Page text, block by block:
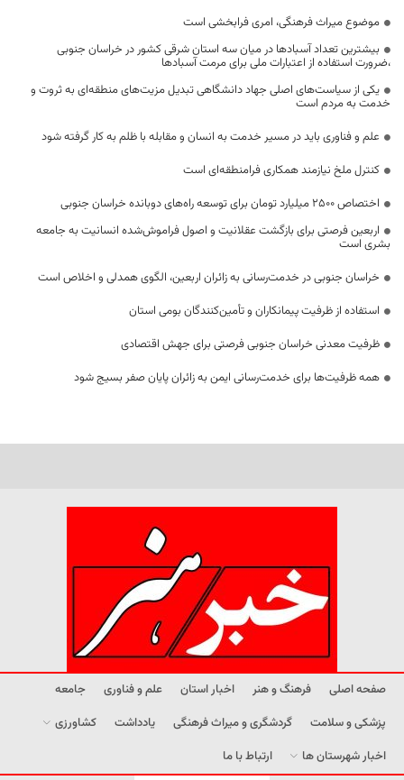
موضوع میراث فرهنگی، امری فرابخشی است
بیشترین تعداد آسبادها در میان سه استان شرقی کشور در خراسان جنوبی
،ضرورت استفاده از اعتبارات ملی برای مرمت آسبادها
یکی از سیاست‌های اصلی جهاد دانشگاهی تبدیل مزیت‌های منطقه‌ای به ثروت و
خدمت به مردم است
علم و فناوری باید در مسیر خدمت به انسان و مقابله با ظلم به کار گرفته شود
کنترل ملخ نیازمند همکاری فرامنطقه‌ای است
اختصاص 2500 میلیارد تومان برای توسعه راه‌های دوبانده خراسان جنوبی
اربعین فرصتی برای بازگشت عقلانیت و اصول فراموش‌شده انسانیت به جامعه
بشری است
خراسان جنوبی در خدمت‌رسانی به زائران اربعین، الگوی همدلی و اخلاص است
استفاده از ظرفیت پیمانکاران و تأمین‌کنندگان بومی استان
ظرفیت معدنی خراسان جنوبی فرصتی برای جهش اقتصادی
همه ظرفیت‌ها برای خدمت‌رسانی ایمن به زائران پایان صفر بسیج شود
صفحه اصلی فرهنگ و هنر اخبار استان علم و فناوری
جامعه
پزشکی و سلامت
گردشگری و میراث فرهنگی یادداشت
کشاورزی
اخبار شهرستان ها
ارتباط با ما